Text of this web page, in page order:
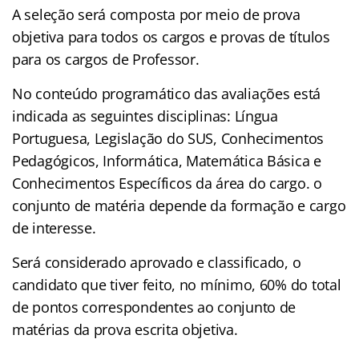
A seleção será composta por meio de prova
objetiva para todos os cargos e provas de títulos
para os cargos de Professor.
No conteúdo programático das avaliações está
indicada as seguintes disciplinas: Língua
Portuguesa, Legislação do SUS, Conhecimentos
Pedagógicos, Informática, Matemática Básica e
Conhecimentos Específicos da área do cargo. o
conjunto de matéria depende da formação e cargo
de interesse.
Será considerado aprovado e classificado, o
candidato que tiver feito, no mínimo, 60% do total
de pontos correspondentes ao conjunto de
matérias da prova escrita objetiva.